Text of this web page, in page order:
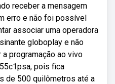
receber a mensagem
erro e não foi possível
associar uma operadora
globoplay e não
programação ao vivo
pois fica
de 500 quilômetros até a